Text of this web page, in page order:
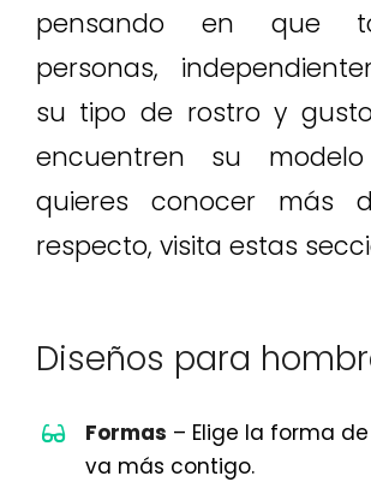
pensando en que
personas,
su tipo de rostro y
encuentren su
quieres conocer más
respecto, visita estas
Diseños para
Formas – Elige la forma
va más contigo.